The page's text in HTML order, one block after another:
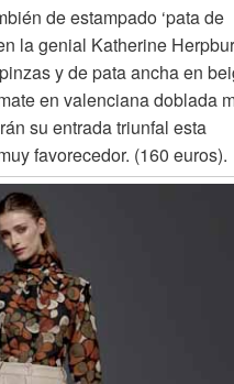
de estampado ‘pata de
la genial Katherine
y de pata ancha en
en valenciana doblada
su entrada triunfal esta
favorecedor. (160 euros).